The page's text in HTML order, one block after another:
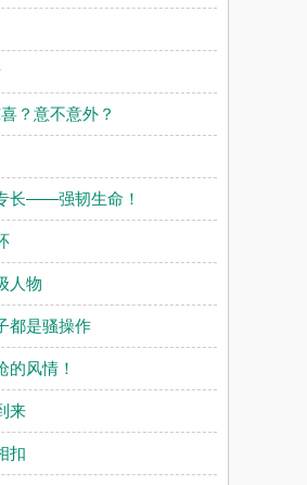
？意不意外？
长——强韧生命！
人物
都是骚操作
的风情！
来
扣